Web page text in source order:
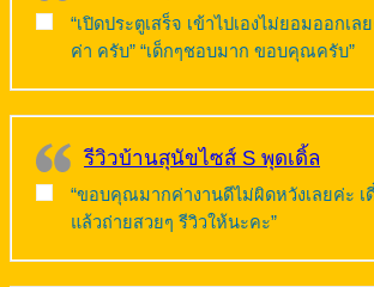
“เปิดประตูเสร็จ เข้าไปเองไม่ยอมออกเล
ค่า ครับ” “เด็กๆชอบมาก ขอบคุณครับ”
รีวิวบ้านสุนัขไซส์ S พุดเดิ้ล
“ขอบคุณมากค่างานดีไม่ผิดหวังเลยค่ะ เ
แล้วถ่ายสวยๆ รีวิวให้นะคะ”